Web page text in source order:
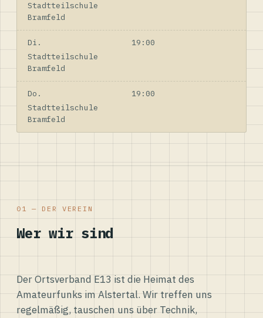
Stadtteilschule
Bramfeld
Di.
19:00
Stadtteilschule
Bramfeld
Do.
19:00
Stadtteilschule
Bramfeld
01 — DER VEREIN
Wer wir sind
Der Ortsverband E13 ist die Heimat des
Amateurfunks im Alstertal. Wir treffen uns
regelmäßig, tauschen uns über Technik,